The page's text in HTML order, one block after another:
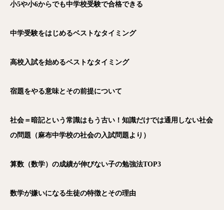
小5や小6からでも中学校受験で合格できる
中学受験をはじめるベストなタイミング
高校入試を始めるベストなタイミング
宿題をやる意味とその前提について
社会＝暗記という常識はもう古い！知識だけでは通用しない社会
の問題（麻布中学校の社会の入試問題より）
算数（数学）の成績が伸びない子の勉強法TOP3
数学が嫌いになる生徒の特徴とその理由